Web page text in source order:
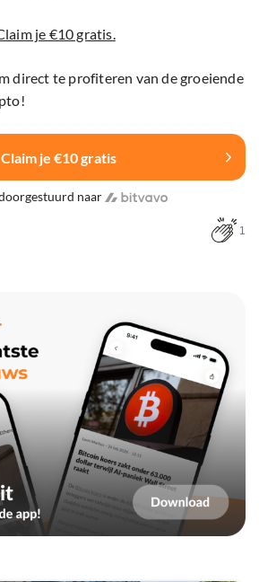
je €10 gratis.
direct te profiteren van de groeiende
Claim je €10 gratis
naar
1